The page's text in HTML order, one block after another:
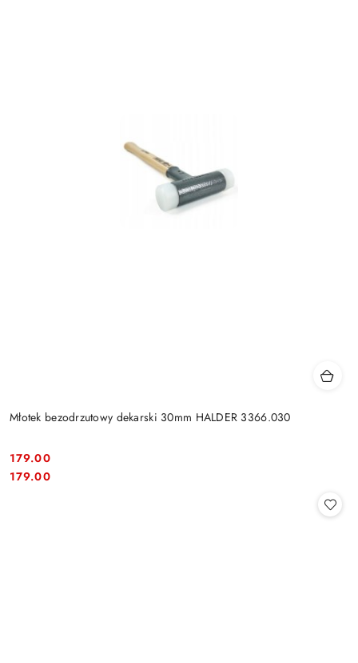
Młotek bezodrzutowy dekarski 30mm HALDER 3366.030
Cena:
179.00
Cena:
179.00